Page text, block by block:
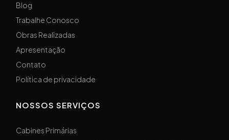
Blog
Trabalhe Conosco
Obras Realizadas
Apresentação
Contato
Política de privacidade
NOSSOS SERVIÇOS
Cabines Primárias